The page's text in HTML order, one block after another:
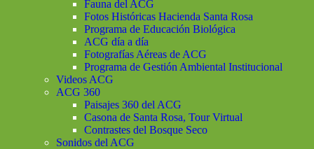
Fauna del ACG
Fotos Históricas Hacienda Santa Rosa
Programa de Educación Biológica
ACG día a día
Fotografías Aéreas de ACG
Programa de Gestión Ambiental Institucional
Videos ACG
ACG 360
Paisajes 360 del ACG
Casona de Santa Rosa, Tour Virtual
Contrastes del Bosque Seco
Sonidos del ACG